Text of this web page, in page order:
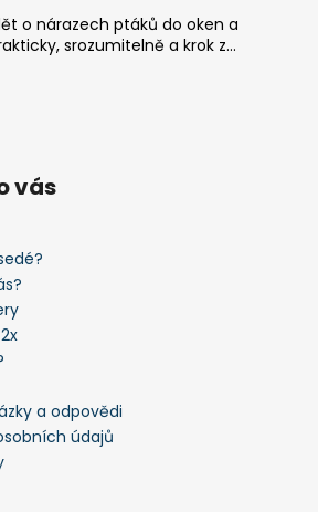
o nárazech ptáků do oken a
srozumitelně a krok z...
vás
a odpovědi
údajů